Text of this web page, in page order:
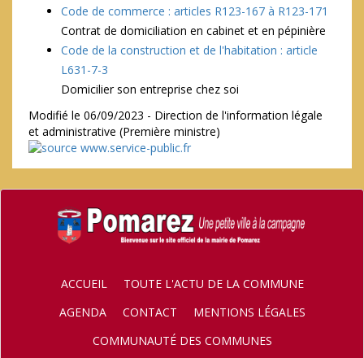
Code de commerce : articles R123-167 à R123-171
Contrat de domiciliation en cabinet et en pépinière
Code de la construction et de l'habitation : article
L631-7-3
Domicilier son entreprise chez soi
Modifié le 06/09/2023 - Direction de l'information légale
et administrative (Première ministre)
ACCUEIL
TOUTE L'ACTU DE LA COMMUNE
AGENDA
CONTACT
MENTIONS LÉGALES
COMMUNAUTÉ DES COMMUNES